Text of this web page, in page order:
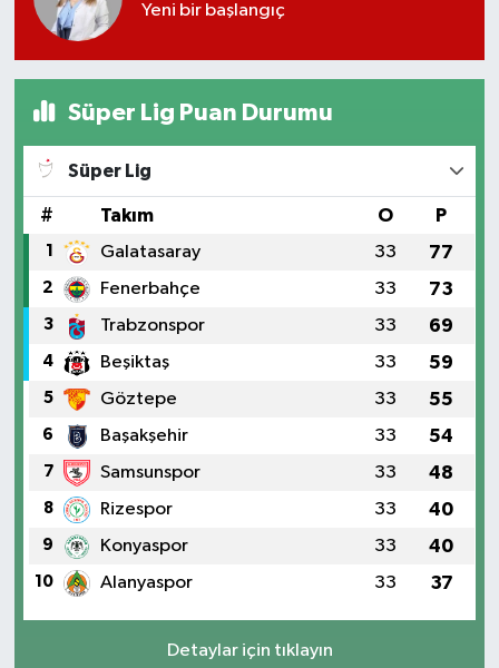
Yeni bir başlangıç
Süper Lig Puan Durumu
Süper Lig
# Takım O P
1 Galatasaray 33 77
2 Fenerbahçe 33 73
3 Trabzonspor 33 69
4 Beşiktaş 33 59
5 Göztepe 33 55
6 Başakşehir 33 54
7 Samsunspor 33 48
8 Rizespor 33 40
9 Konyaspor 33 40
10 Alanyaspor 33 37
Detaylar için tıklayın